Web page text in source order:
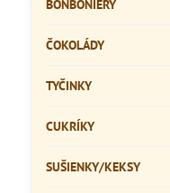
BONBONIÉRY
ČOKOLÁDY
TYČINKY
CUKRÍKY
SUŠIENKY/KEKSY